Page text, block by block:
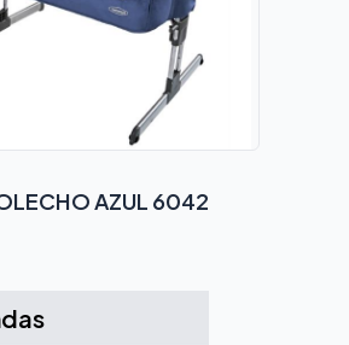
AZUL 6042